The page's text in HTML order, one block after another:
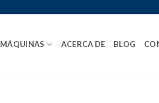
MÁQUINAS ACERCA DE BLOG